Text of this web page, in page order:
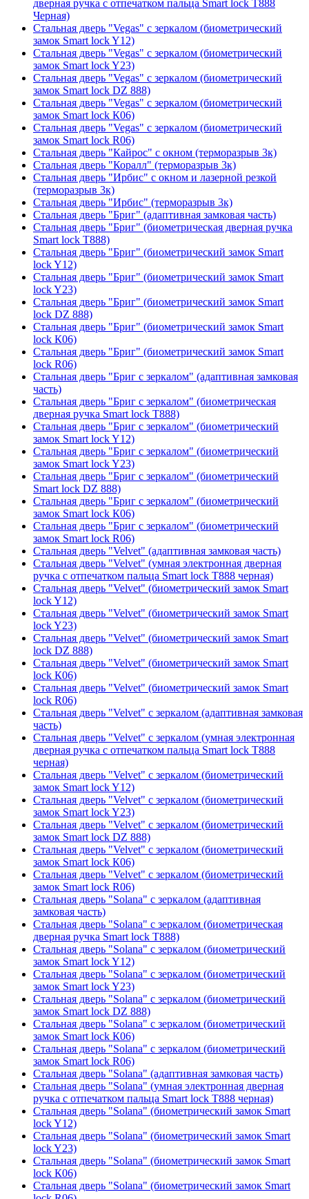
дверная ручка с отпечатком пальца Smart lock T888
Черная)
Стальная дверь "Vegas" с зеркалом (биометрический
замок Smart lock Y12)
Стальная дверь "Vegas" с зеркалом (биометрический
замок Smart lock Y23)
Стальная дверь "Vegas" с зеркалом (биометрический
замок Smart lock DZ 888)
Стальная дверь "Vegas" с зеркалом (биометрический
замок Smart lock К06)
Стальная дверь "Vegas" с зеркалом (биометрический
замок Smart lock R06)
Стальная дверь "Кайрос" с окном (терморазрыв 3к)
Стальная дверь "Коралл" (терморазрыв 3к)
Стальная дверь "Ирбис" с окном и лазерной резкой
(терморазрыв 3к)
Стальная дверь "Ирбис" (терморазрыв 3к)
Стальная дверь "Бриг" (адаптивная замковая часть)
Стальная дверь "Бриг" (биометрическая дверная ручка
Smart lock T888)
Стальная дверь "Бриг" (биометрический замок Smart
lock Y12)
Стальная дверь "Бриг" (биометрический замок Smart
lock Y23)
Стальная дверь "Бриг" (биометрический замок Smart
lock DZ 888)
Стальная дверь "Бриг" (биометрический замок Smart
lock К06)
Стальная дверь "Бриг" (биометрический замок Smart
lock R06)
Стальная дверь "Бриг с зеркалом" (адаптивная замковая
часть)
Стальная дверь "Бриг с зеркалом" (биометрическая
дверная ручка Smart lock T888)
Стальная дверь "Бриг с зеркалом" (биометрический
замок Smart lock Y12)
Стальная дверь "Бриг с зеркалом" (биометрический
замок Smart lock Y23)
Стальная дверь "Бриг с зеркалом" (биометрический
Smart lock DZ 888)
Стальная дверь "Бриг с зеркалом" (биометрический
замок Smart lock К06)
Стальная дверь "Бриг с зеркалом" (биометрический
замок Smart lock R06)
Стальная дверь "Velvet" (адаптивная замковая часть)
Стальная дверь "Velvet" (умная электронная дверная
ручка с отпечатком пальца Smart lock T888 черная)
Стальная дверь "Velvet" (биометрический замок Smart
lock Y12)
Стальная дверь "Velvet" (биометрический замок Smart
lock Y23)
Стальная дверь "Velvet" (биометрический замок Smart
lock DZ 888)
Стальная дверь "Velvet" (биометрический замок Smart
lock К06)
Стальная дверь "Velvet" (биометрический замок Smart
lock R06)
Стальная дверь "Velvet" с зеркалом (адаптивная замковая
часть)
Стальная дверь "Velvet" с зеркалом (умная электронная
дверная ручка с отпечатком пальца Smart lock T888
черная)
Стальная дверь "Velvet" с зеркалом (биометрический
замок Smart lock Y12)
Стальная дверь "Velvet" с зеркалом (биометрический
замок Smart lock Y23)
Стальная дверь "Velvet" с зеркалом (биометрический
замок Smart lock DZ 888)
Стальная дверь "Velvet" с зеркалом (биометрический
замок Smart lock К06)
Стальная дверь "Velvet" с зеркалом (биометрический
замок Smart lock R06)
Стальная дверь "Solana" с зеркалом (адаптивная
замковая часть)
Стальная дверь "Solana" с зеркалом (биометрическая
дверная ручка Smart lock T888)
Стальная дверь "Solana" с зеркалом (биометрический
замок Smart lock Y12)
Стальная дверь "Solana" с зеркалом (биометрический
замок Smart lock Y23)
Стальная дверь "Solana" с зеркалом (биометрический
замок Smart lock DZ 888)
Стальная дверь "Solana" с зеркалом (биометрический
замок Smart lock К06)
Стальная дверь "Solana" с зеркалом (биометрический
замок Smart lock R06)
Стальная дверь "Solana" (адаптивная замковая часть)
Стальная дверь "Solana" (умная электронная дверная
ручка с отпечатком пальца Smart lock T888 черная)
Стальная дверь "Solana" (биометрический замок Smart
lock Y12)
Стальная дверь "Solana" (биометрический замок Smart
lock Y23)
Стальная дверь "Solana" (биометрический замок Smart
lock К06)
Стальная дверь "Solana" (биометрический замок Smart